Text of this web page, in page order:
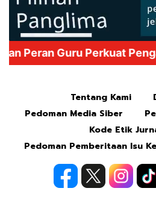
Tentang Kami
Pedoman Media Siber
Kode Etik
Pedoman Pemberitaan Isu